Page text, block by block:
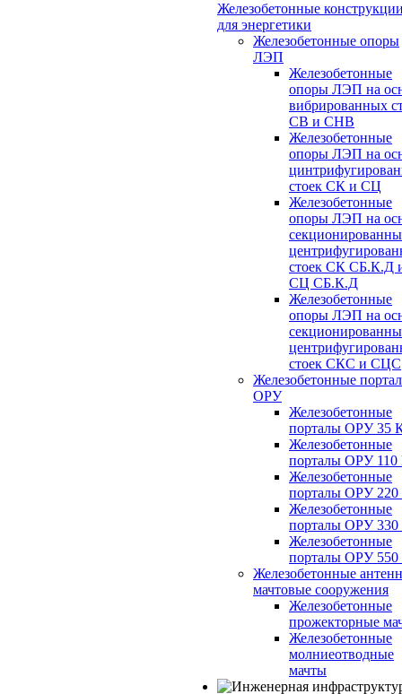
Железобетонные
для энергетики
Железобетонные опоры
ЛЭП
Железобетонные
опоры ЛЭП на
вибрированных
СВ и СНВ
Железобетонные
опоры ЛЭП на
стоек СК и СЦ
Железобетонные
опоры ЛЭП на
стоек СК СБ.К.Д
СЦ СБ.К.Д
Железобетонные
опоры ЛЭП на
стоек СКС и СЦС
Железобетонные
ОРУ
Железобетонные
порталы ОРУ 35
Железобетонные
порталы ОРУ
Железобетонные
порталы ОРУ
Железобетонные
порталы ОРУ
Железобетонные
порталы ОРУ
Железобетонные
мачтовые сооружения
Железобетонные
прожекторные
Железобетонные
молниеотводные
мачты